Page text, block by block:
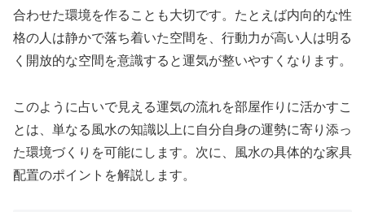
合わせた環境を作ることも大切です。たとえば内向的な性
格の人は静かで落ち着いた空間を、行動力が高い人は明る
く開放的な空間を意識すると運気が整いやすくなります。
このように占いで見える運気の流れを部屋作りに活かすこ
とは、単なる風水の知識以上に自分自身の運勢に寄り添っ
た環境づくりを可能にします。次に、風水の具体的な家具
配置のポイントを解説します。